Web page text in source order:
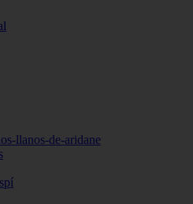
llanos-de-aridane